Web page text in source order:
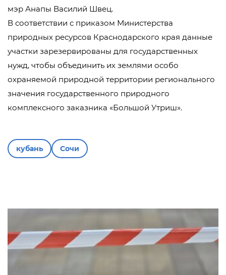
мэр Анапы Василий Швец.
В соответствии с приказом Министерства
природных ресурсов Краснодарского края данные
участки зарезервированы для государственных
нужд, чтобы объединить их землями особо
охраняемой природной территории регионального
значения государственного природного
комплексного заказника «Большой Утриш».
кубань Сочи